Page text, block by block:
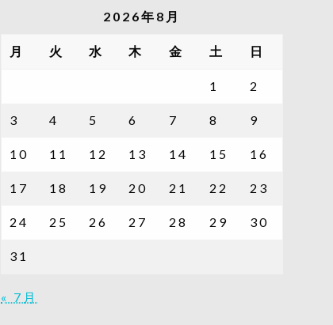
一
2026年8月
月 火 水 木 金 土 日
1 2
3 4 5 6 7 8 9
10 11 12 13 14 15 16
17 18 19 20 21 22 23
24 25 26 27 28 29 30
31
« 7月